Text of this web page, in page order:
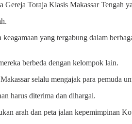
Toraja Klasis Makassar Tengah
yang tergabung dalam
berbeda dengan kelompok lain.
selalu mengajak para pemuda
harus diterima dan dihargai.
arah dan peta jalan kepemimpinan